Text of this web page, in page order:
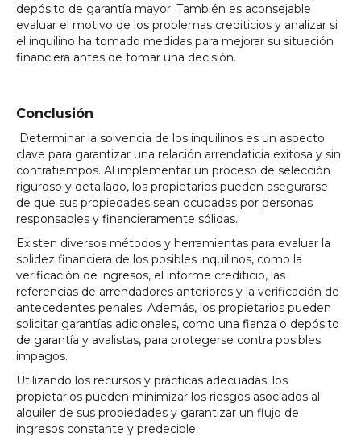
depósito de garantía mayor. También es aconsejable
evaluar el motivo de los problemas crediticios y analizar si
el inquilino ha tomado medidas para mejorar su situación
financiera antes de tomar una decisión.
Conclusión
Determinar la solvencia de los inquilinos es un aspecto
clave para garantizar una relación arrendaticia exitosa y sin
contratiempos. Al implementar un proceso de selección
riguroso y detallado, los propietarios pueden asegurarse
de que sus propiedades sean ocupadas por personas
responsables y financieramente sólidas.
Existen diversos métodos y herramientas para evaluar la
solidez financiera de los posibles inquilinos, como la
verificación de ingresos, el informe crediticio, las
referencias de arrendadores anteriores y la verificación de
antecedentes penales. Además, los propietarios pueden
solicitar garantías adicionales, como una fianza o depósito
de garantía y avalistas, para protegerse contra posibles
impagos.
Utilizando los recursos y prácticas adecuadas, los
propietarios pueden minimizar los riesgos asociados al
alquiler de sus propiedades y garantizar un flujo de
ingresos constante y predecible.